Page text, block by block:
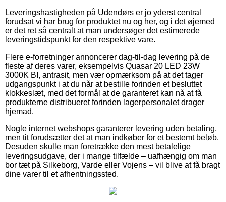
Leveringshastigheden på Udendørs er jo yderst central
forudsat vi har brug for produktet nu og her, og i det øjemed
er det ret så centralt at man undersøger det estimerede
leveringstidspunkt for den respektive vare.
Flere e-forretninger annoncerer dag-til-dag levering på de
fleste af deres varer, eksempelvis Quasar 20 LED 23W
3000K BI, antrasit, men vær opmærksom på at det tager
udgangspunkt i at du når at bestille forinden et besluttet
klokkeslæt, med det formål at de garanteret kan nå at få
produkterne distribueret forinden lagerpersonalet drager
hjemad.
Nogle internet webshops garanterer levering uden betaling,
men tit forudsætter det at man indkøber for et bestemt beløb.
Desuden skulle man foretrække den mest betalelige
leveringsudgave, der i mange tilfælde – uafhængig om man
bor tæt på Silkeborg, Varde eller Vojens – vil blive at få bragt
dine varer til et afhentningssted.